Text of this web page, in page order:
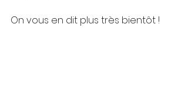
On vous en dit plus très bientôt !